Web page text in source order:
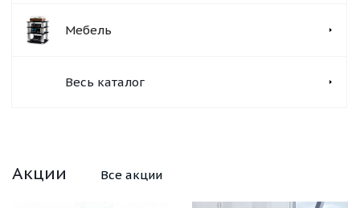
Мебель
Весь каталог
Акции Все акции